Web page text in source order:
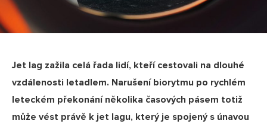
Jet lag zažila celá řada lidí, kteří cestovali na dlouhé
vzdálenosti letadlem. Narušení biorytmu po rychlém
leteckém překonání několika časových pásem totiž
může vést právě k jet lagu, který je spojený s únavou